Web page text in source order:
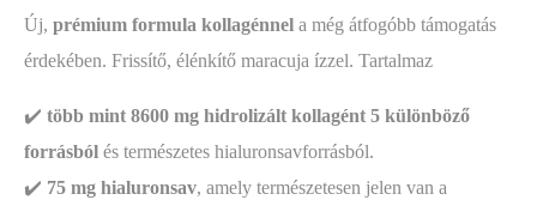
Új, prémium formula kollagénnel a még átfogóbb támogatás
érdekében. Frissítő, élénkítő maracuja ízzel. Tartalmaz
✔️ több mint 8600 mg hidrolizált kollagént 5 különböző
forrásból és természetes hialuronsavforrásból.
✔️ 75 mg hialuronsav, amely természetesen jelen van a